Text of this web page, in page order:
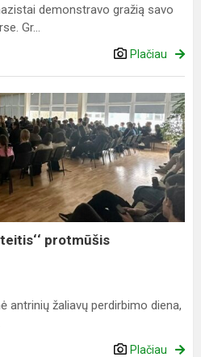
demonstravo gražią savo
Gr...
Plačiau
protmūšis
antrinių žaliavų perdirbimo diena,
Plačiau